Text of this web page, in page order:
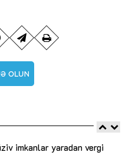
imkanlar yaradan vergi